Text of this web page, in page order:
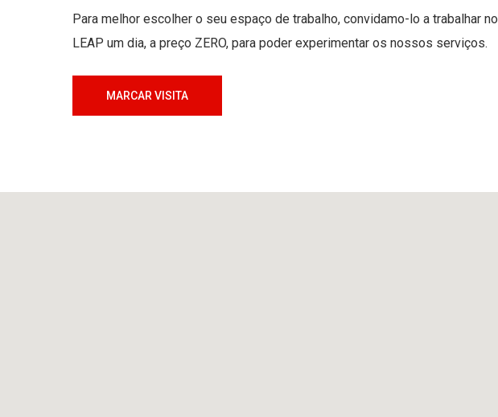
Para melhor escolher o seu espaço de trabalho, convidamo-lo a trabalhar no
LEAP um dia, a preço ZERO, para poder experimentar os nossos serviços.
MARCAR VISITA